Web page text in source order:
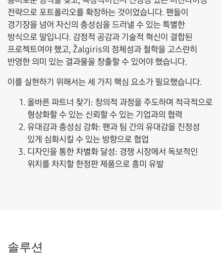
전략으로 포트폴리오를 확장하는 것이었습니다. 팬들이
경기장을 넘어 자신의 충성심을 드러낼 수 있는 특별한
방식으로 말입니다. 감정적 공감과 기술적 혁신이 결합된
프로젝트여야 했고, Žalgiris의 정체성과 철학을 고스란히
반영한 의미 있는 결과물을 창출할 수 있어야 했습니다.
이를 실현하기 위해서는 세 가지 핵심 요소가 필요했습니다.
올바른 파트너 찾기: 창의적 과정을 주도하며 적극적으로
형상화할 수 있는 신뢰할 수 있는 기업과의 협력
유대감과 충성심 강화: 팬과 팀 간의 유대감을 진정성
있게 심화시킬 수 있는 방향으로 협업
디자인을 통한 차별화 달성: 경쟁 시장에서 독보적인
위치를 차지할 한정판 제품으로 흥미 유발
솔루션